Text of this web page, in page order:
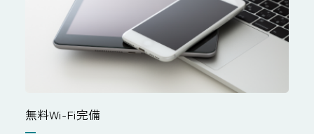
無料Wi-Fi完備